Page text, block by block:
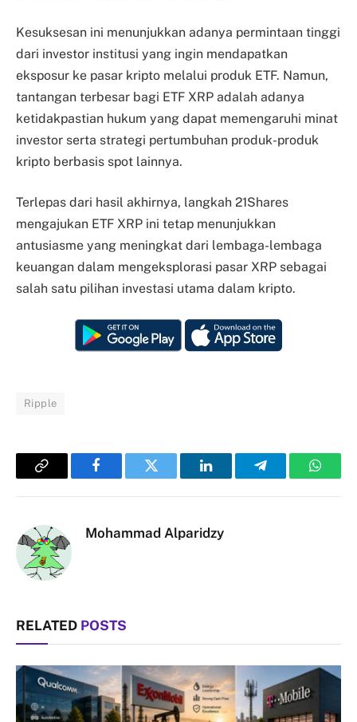
Kesuksesan ini menunjukkan adanya permintaan tinggi
dari investor institusi yang ingin mendapatkan
eksposur ke pasar kripto melalui produk ETF. Namun,
tantangan terbesar bagi ETF XRP adalah adanya
ketidakpastian hukum yang dapat memengaruhi minat
investor serta strategi pertumbuhan produk-produk
kripto berbasis spot lainnya.
Terlepas dari hasil akhirnya, langkah 21Shares
mengajukan ETF XRP ini tetap menunjukkan
antusiasme yang meningkat dari lembaga-lembaga
keuangan dalam mengeksplorasi pasar XRP sebagai
salah satu pilihan investasi utama dalam kripto.
Ripple
Copy
FacebookTwitter LinkedInTelegram
Mohammad Alparidzy
RELATED POSTS